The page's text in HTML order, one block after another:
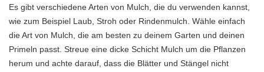
Es gibt verschiedene Arten von Mulch, die du verwenden kannst,
wie zum Beispiel Laub, Stroh oder Rindenmulch. Wähle einfach
die Art von Mulch, die am besten zu deinem Garten und deinen
Primeln passt. Streue eine dicke Schicht Mulch um die Pflanzen
herum und achte darauf, dass die Blätter und Stängel nicht